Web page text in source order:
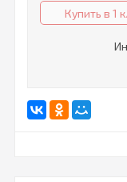
Купить в 1